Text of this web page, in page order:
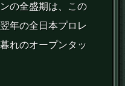
の全盛期は、この
年の全日本プロレ
れのオープンタッ